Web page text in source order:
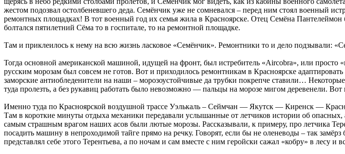
жестом подозвал остолбеневшего деда. Семёнчик уже не сомневался – перед ним стоял военный
ремонтных площадках! В тот военный год их семья жила в Красноярске. Отец Семёна Пантелеймон
болтался пятилетний Сёма то в госпитале, то на ремонтной площадке.
Там и приклеилось к нему на всю жизнь ласковое «Семёнчик». Ремонтники то и дело подзывали:
Тогда основной американской машиной, идущей на фронт, был истребитель «Airсobrа», или просто
русским морозам был совсем не готов. Вот и приходилось ремонтникам в Красноярске
заморские антиобледенители на наши – морозоустойчивые да трубки покрепче ставили…
туда пролезть, а без рукавиц работать было невозможно — пальцы на морозе мигом деревенели.
Именно туда по Красноярской воздушной трассе Уэлькаль – Сеймчан — Якутск — Киренск —
Там в короткие минуты отдыха механики передавали услышанные от летчиков истории об
самым страшным врагом наших асов были лютые морозы. Рассказывали, к примеру, про летчика
посадить машину в непроходимой тайге прямо на речку. Говорят, если бы не оленеводы – так
представлял себе этого Терентьева, а по ночам и сам вместе с ним геройски сажал «кобру» в лесу и